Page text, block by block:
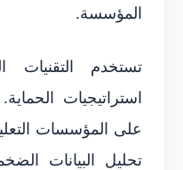
المؤسسة.
تستخدم
استراتيجيات
على المؤسسات
تحليل البيانات